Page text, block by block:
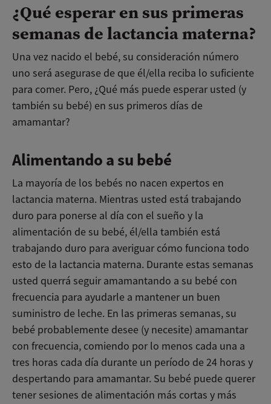
¿Qué esperar en sus primeras
semanas de lactancia materna?
Una vez nacido el bebé, su consideración número
uno será asegurase de que él/ella reciba lo suficiente
para comer. Pero, ¿Qué más puede esperar usted (y
también su bebé) en sus primeros días de
amamantar?
Alimentando a su bebé
La mayoría de los bebés no nacen expertos en
lactancia materna. Mientras usted está trabajando
duro para ponerse al día con el sueño y la
alimentación de su bebé, él/ella también está
trabajando duro para averiguar cómo funciona todo
esto de la lactancia materna. Durante estas semanas
usted querrá seguir amamantando a su bebé con
frecuencia para ayudarle a mantener un buen
suministro de leche. En las primeras semanas, su
bebé probablemente desee (y necesite) amamantar
con frecuencia, comiendo por lo menos cada una a
tres horas cada día durante un período de 24 horas y
despertando para amamantar. Su bebé puede querer
tener sesiones de alimentación más cortas y más